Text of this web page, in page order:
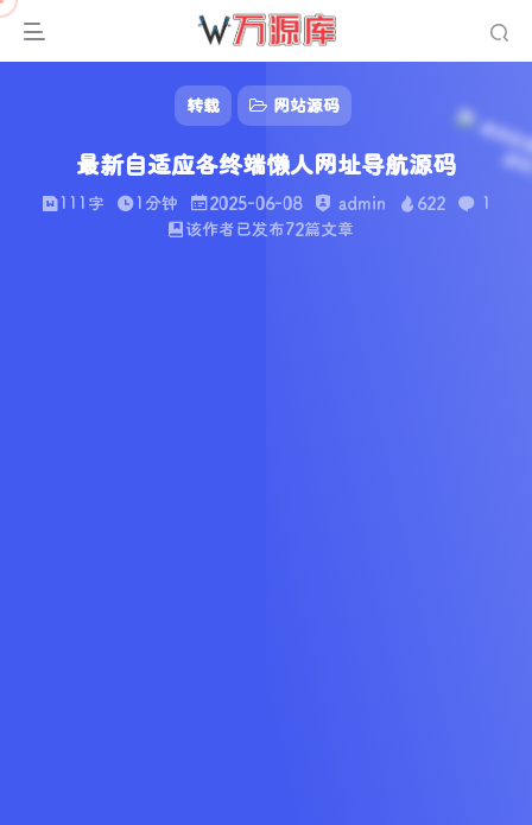
转载 网站源码
最新自适应各终端懒人网址导航源码
111字 1分钟 2025-06-08 admin 622
1
该作者已发布72篇文章